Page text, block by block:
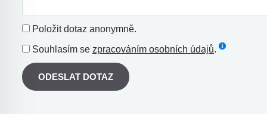
Položit dotaz anonymně.
Souhlasím se zpracováním osobních údajů.
ODESLAT DOTAZ